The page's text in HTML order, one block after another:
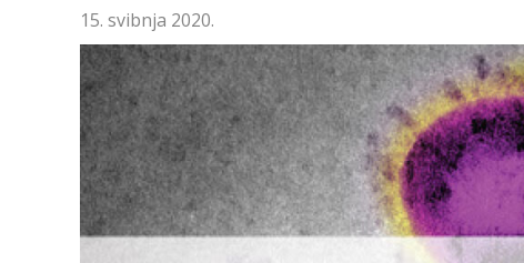
15. svibnja 2020.